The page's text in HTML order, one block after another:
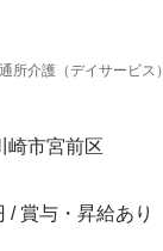
所介護（デイサービス）
崎市宮前区
/ 賞与・昇給あり